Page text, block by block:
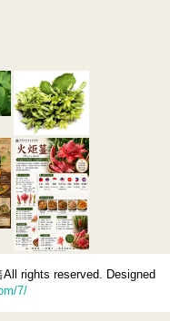
rights reserved. Designed
7/